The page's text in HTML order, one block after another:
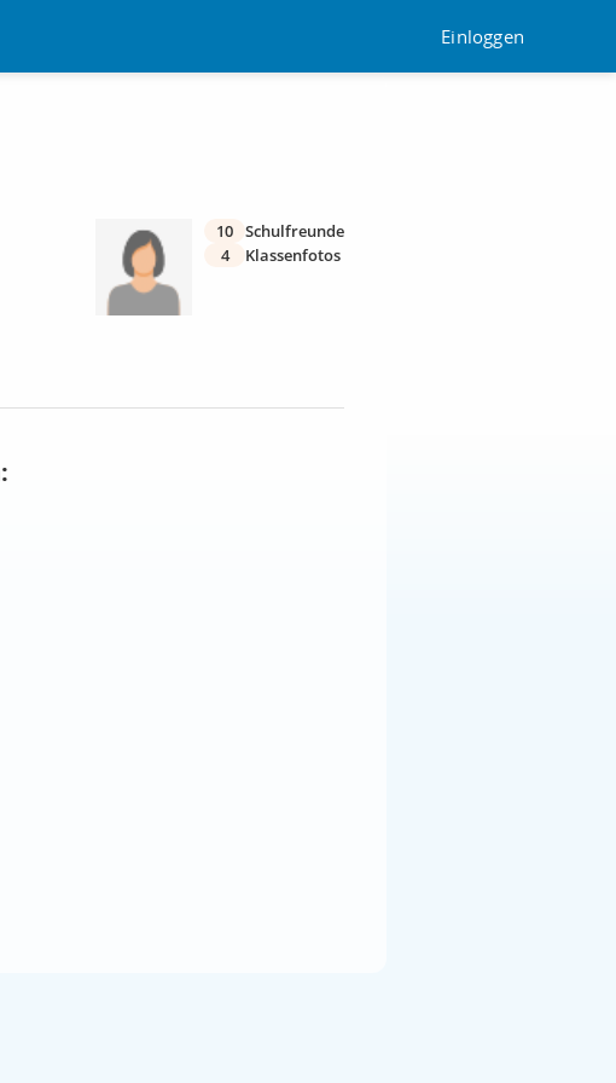
Einloggen
10 Schulfreunde
4
Klassenfotos